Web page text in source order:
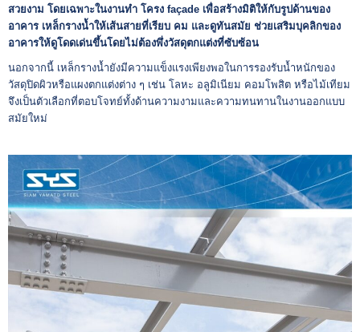
สวยงาม โดยเฉพาะในงานทำ โครง façade เพื่อสร้างมิติให้กับรูปด้านของ
อาคาร เหล็กรางน้ำให้เส้นสายที่เรียบ คม และดูทันสมัย ช่วยเสริมบุคลิกของ
อาคารให้ดูโดดเด่นขึ้นโดยไม่ต้องพึ่งวัสดุตกแต่งที่ซับซ้อน
นอกจากนี้ เหล็กรางน้ำยังมีความแข็งแรงเพียงพอในการรองรับน้ำหนักของ
วัสดุปิดผิวหรือแผงตกแต่งต่าง ๆ เช่น โลหะ อลูมิเนียม คอมโพสิต หรือไม้เทียม
จึงเป็นตัวเลือกที่ตอบโจทย์ทั้งด้านความงามและความทนทานในงานออกแบบ
สมัยใหม่